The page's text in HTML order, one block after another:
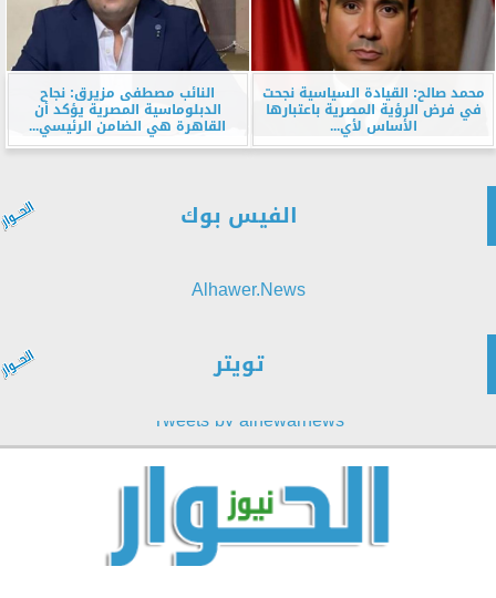
محمد صالح: القيادة السياسية نجحت
في فرض الرؤية المصرية باعتبارها
الأساس لأي...
النائب مصطفى مزيرق: نجاح
الدبلوماسية المصرية يؤكد أن
القاهرة هي الضامن الرئيسي...
الفيس بوك
Alhawer.News
تويتر
Tweets by alhewarnews